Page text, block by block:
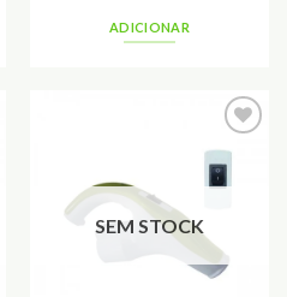
ADICIONAR
SEM STOCK